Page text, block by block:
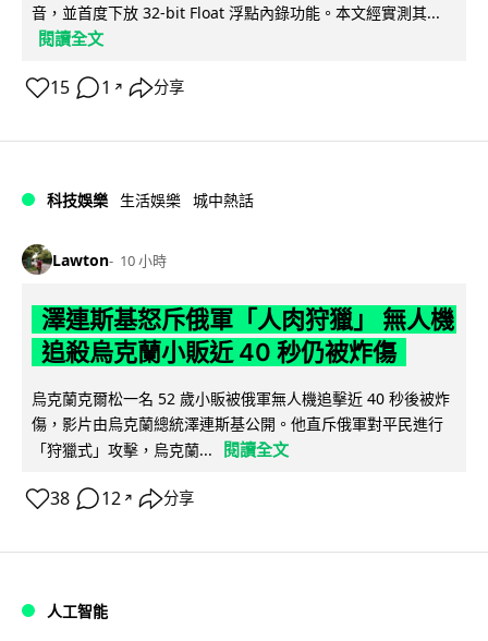
音，並首度下放 32-bit Float 浮點內錄功能。本文經實測其...
閱讀全文
15 1 ↗ 分享
科技娛樂 生活娛樂 城中熱話
Lawton 10 小時
澤連斯基怒斥俄軍「人肉狩獵」 無人機
追殺烏克蘭小販近 40 秒仍被炸傷
烏克蘭克爾松一名 52 歲小販被俄軍無人機追擊近 40 秒後被炸
傷，影片由烏克蘭總統澤連斯基公開。他直斥俄軍對平民進行
「狩獵式」攻擊，烏克蘭...
閱讀全文
38 12 ↗ 分享
人工智能